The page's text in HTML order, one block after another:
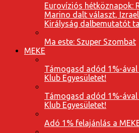
Eurovíziós hétköznapok:
Marino dalt választ,
Királyság dalbemutatót
Ma este: Szuper Szombat
MEKE
Támogasd adód 1%-
Klub Egyesületet!
Támogasd adód 1%-
Klub Egyesületet!
Adó 1% felajánlás a